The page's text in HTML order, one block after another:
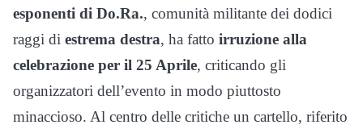
esponenti di Do.Ra., comunità militante dei dodici
raggi di estrema destra, ha fatto irruzione alla
celebrazione per il 25 Aprile, criticando gli
organizzatori dell’evento in modo piuttosto
minaccioso. Al centro delle critiche un cartello, riferito